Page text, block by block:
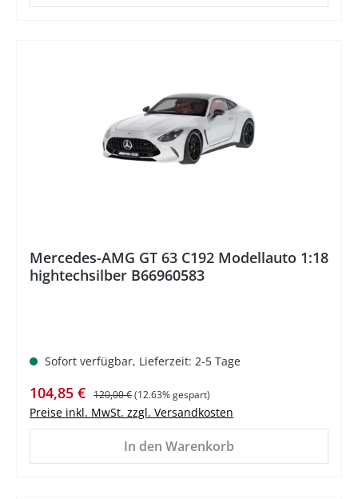
Mercedes-AMG GT 63 C192 Modellauto 1:18
hightechsilber B66960583
Sofort verfügbar, Lieferzeit: 2-5 Tage
Verkaufspreis:
104,85 € Regulärer Preis:
120,00 €(12.63% gespart)
Preise inkl. MwSt. zzgl. Versandkosten
In den Warenkorb